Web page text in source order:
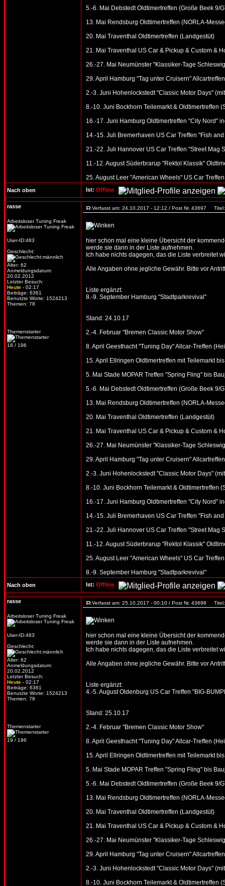
5.-6. Mai Debstedt Oldtimertreffen (Große Beek 9/
13. Mai Rendsburg Oldtimertreffen (NORLA-
20. Mai Traventhal Oldtimertreffen (Landgestüt)
21. Mai Traventhal US Car & Pickup & Custom &
26.-27. Mai Neumünster "Klassiker-Tage
29. April Hamburg "Tag unter Cruisern" Allcartreffen
2.-3. Juni Hohenlockstedt "Classic Motor Days"
8.-10. Juni Bockhorn Teilemarkt & Oldtimertreffen
16.-17. Juni Hamburg Oldtimertreffen "City Nord"
14.-15. Juli Bremerhaven US Car Treffen "Fish
21.-22. Juli Hannover US Car Treffen "Street Mag
11.-12. August Süderbrarup "Rektol Klassik"
25. August Leer "American Wheels" US Car Treffen
Nach oben Ist: Offline
rasse
Arbeitsloser Tuning Freak
User-ID:483
Geschlecht:
Alter: 62
Anmeldungsdatum:
20.02.2012
Letzter Besuch:
Heute - 02:17
Beiträge: 6361
Benutzte Worte: 1524213
Themen: 78
Themenstarter
18 / 196
Verfasst am: 24.10.2017 - 12:12 / Post Nr. 43697 Titel:
hier schon mal eine kleine Übersicht der
werde sie dann in der Liste aufnehmen.
Ich habe nichts dagegen, das die Liste verbreitet
Alle Angaben ohne jegliche Gewähr. Bitte vor
Liste ergänzt:
8.-9. September Hamburg "Stadtparkrevival"
Stand: 24.10.17
2.-4. Februar "Bremen Classic Motor Show"
8. April Geesthacht "Tuning Day" Allcar-Treffen
15. April Ellringen Oldtimertreffen mit Teilemarkt
5. Mai Stade MOPAR Treffen "Spring Fling" bis
5.-6. Mai Debstedt Oldtimertreffen (Große Beek 9/
13. Mai Rendsburg Oldtimertreffen (NORLA-
20. Mai Traventhal Oldtimertreffen (Landgestüt)
21. Mai Traventhal US Car & Pickup & Custom &
26.-27. Mai Neumünster "Klassiker-Tage
29. April Hamburg "Tag unter Cruisern" Allcartreffen
2.-3. Juni Hohenlockstedt "Classic Motor Days"
8.-10. Juni Bockhorn Teilemarkt & Oldtimertreffen
16.-17. Juni Hamburg Oldtimertreffen "City Nord"
14.-15. Juli Bremerhaven US Car Treffen "Fish
21.-22. Juli Hannover US Car Treffen "Street Mag
11.-12. August Süderbrarup "Rektol Klassik"
25. August Leer "American Wheels" US Car Treffen
8.-9. September Hamburg "Stadtparkrevival"
Nach oben Ist: Offline
rasse
Arbeitsloser Tuning Freak
User-ID:483
Geschlecht:
Alter: 62
Anmeldungsdatum:
20.02.2012
Letzter Besuch:
Heute - 02:17
Beiträge: 6361
Benutzte Worte: 1524213
Themen: 78
Themenstarter
19 / 196
Verfasst am: 25.10.2017 - 00:10 / Post Nr. 43698 Titel:
hier schon mal eine kleine Übersicht der
werde sie dann in der Liste aufnehmen.
Ich habe nichts dagegen, das die Liste verbreitet
Alle Angaben ohne jegliche Gewähr. Bitte vor
Liste ergänzt:
4.-5. August Oldenburg US Car Treffen "BIG-
Stand: 25.10.17
2.-4. Februar "Bremen Classic Motor Show"
8. April Geesthacht "Tuning Day" Allcar-Treffen
15. April Ellringen Oldtimertreffen mit Teilemarkt
5. Mai Stade MOPAR Treffen "Spring Fling" bis
5.-6. Mai Debstedt Oldtimertreffen (Große Beek 9/
13. Mai Rendsburg Oldtimertreffen (NORLA-
20. Mai Traventhal Oldtimertreffen (Landgestüt)
21. Mai Traventhal US Car & Pickup & Custom &
26.-27. Mai Neumünster "Klassiker-Tage
29. April Hamburg "Tag unter Cruisern" Allcartreffen
2.-3. Juni Hohenlockstedt "Classic Motor Days"
8.-10. Juni Bockhorn Teilemarkt & Oldtimertreffen